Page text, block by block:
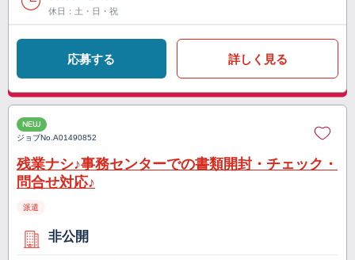
休日：土・日・祝
応募する 詳しく見る
NEW
ジョブNo.A01490852
残業ナシ♪事務センターでの書類開封・チェック・
問合せ対応♪
派遣
非公開